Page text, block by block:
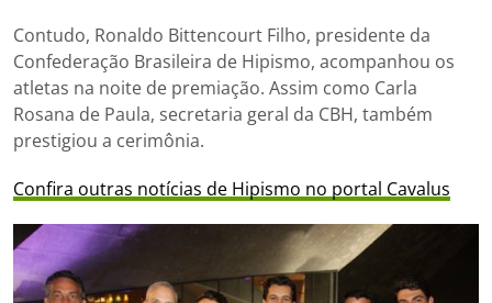
Contudo, Ronaldo Bittencourt Filho, presidente da
Confederação Brasileira de Hipismo, acompanhou os
atletas na noite de premiação. Assim como Carla
Rosana de Paula, secretaria geral da CBH, também
prestigiou a cerimônia.
Confira outras notícias de Hipismo no portal Cavalus